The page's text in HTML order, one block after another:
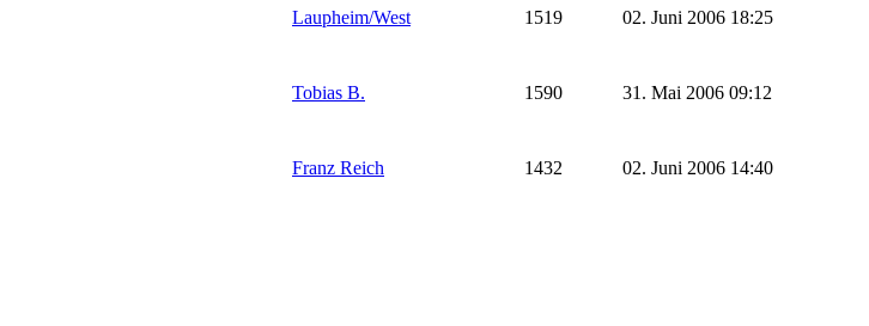
Laupheim/West 1519 02. Juni 2006 18:25
Tobias B. 1590 31. Mai 2006 09:12
Franz Reich 1432 02. Juni 2006 14:40